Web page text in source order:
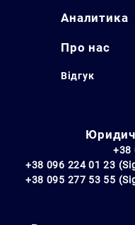
Аналитика
Про нас
Відгук
+38
+38 096 224 01 23
+38 095 277 53 55